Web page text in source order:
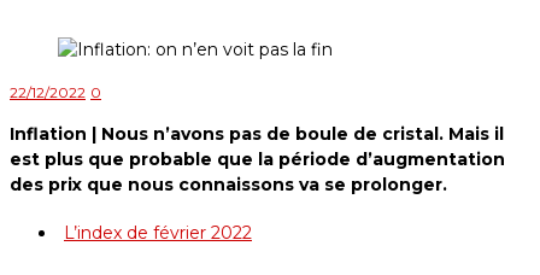
22/12/2022 0
Inflation | Nous n’avons pas de boule de cristal. Mais il
est plus que probable que la période d’augmentation
des prix que nous connaissons va se prolonger.
L’index de février 2022